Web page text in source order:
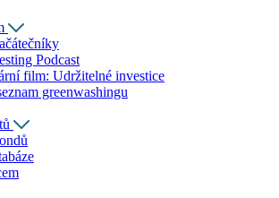
Podcast
film: Udržitelné investice
greenwashingu